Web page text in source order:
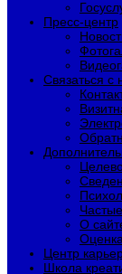
Пресс-центр
Связаться с
О
Центр
Школа